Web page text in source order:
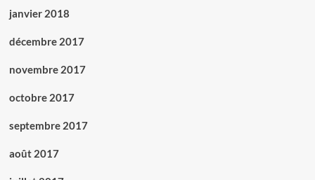
janvier 2018
décembre 2017
novembre 2017
octobre 2017
septembre 2017
août 2017